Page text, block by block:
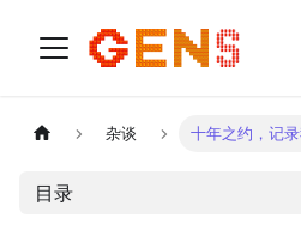
杂谈 十年之约，记
目录